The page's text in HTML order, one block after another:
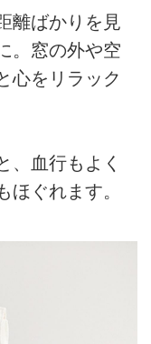
離ばかりを見
。窓の外や空
心をリラック
、血行もよく
ほぐれます。